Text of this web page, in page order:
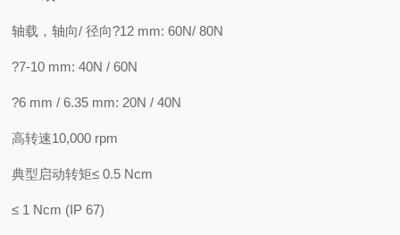
轴载，轴向/ 径向?12 mm: 60N/ 80N
?7-10 mm: 40N / 60N
?6 mm / 6.35 mm: 20N / 40N
高转速10,000 rpm
典型启动转矩≤ 0.5 Ncm
≤ 1 Ncm (IP 67)